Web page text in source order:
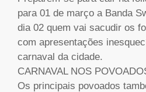
para 01 de março a Banda
dia 02 quem vai sacudir os
com apresentações
carnaval da cidade.
CARNAVAL NOS
Os principais povoados